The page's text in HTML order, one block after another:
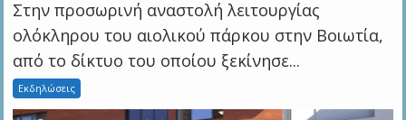
Στην προσωρινή αναστολή λειτουργίας
ολόκληρου του αιολικού πάρκου στην Βοιωτία,
από το δίκτυο του οποίου ξεκίνησε...
Εκδηλώσεις